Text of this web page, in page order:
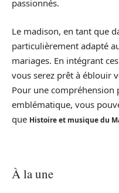
passionnés.
Le madison, en tant que
particulièrement adapté
mariages. En intégrant
vous serez prêt à éblouir
Pour une compréhension
emblématique, vous
que Histoire et musique du
À la une